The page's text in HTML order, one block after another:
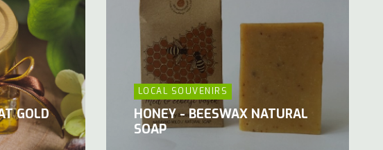
GOLD
LOCAL SOUVENIRS
HONEY - BEESWAX NATURAL
SOAP